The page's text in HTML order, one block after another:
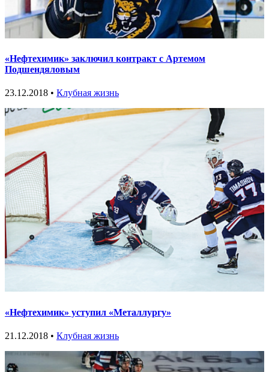
«Нефтехимик» заключил контракт с Артемом
Подшендяловым
23.12.2018 • Клубная жизнь
«Нефтехимик» уступил «Металлургу»
21.12.2018 • Клубная жизнь